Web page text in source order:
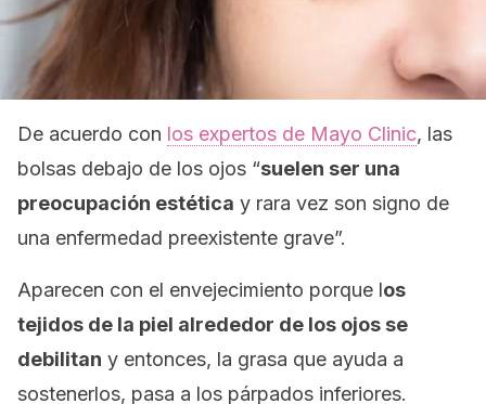
De acuerdo con los expertos de Mayo Clinic, las
bolsas debajo de los ojos “suelen ser una
preocupación estética y rara vez son signo de
una enfermedad preexistente grave”.
Aparecen con el envejecimiento porque los
tejidos de la piel alrededor de los ojos se
debilitan y entonces, la grasa que ayuda a
sostenerlos, pasa a los párpados inferiores.